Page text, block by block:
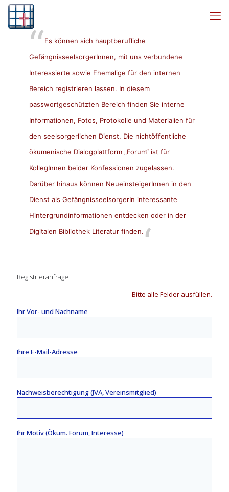
Es können sich hauptberufliche
GefängnisseelsorgerInnen, mit uns verbundene
Interessierte sowie Ehemalige für den internen
Bereich registrieren lassen. In diesem
passwortgeschützten Bereich finden Sie interne
Informationen, Fotos, Protokolle und Materialien für
den seelsorgerlichen Dienst. Die nichtöffentliche
ökumenische Dialogplattform „Forum“ ist für
KollegInnen beider Konfessionen zugelassen.
Darüber hinaus können NeueinsteigerInnen in den
Dienst als GefängnisseelsorgerIn interessante
Hintergrundinformationen entdecken oder in der
Digitalen Bibliothek Literatur finden.
Registrieranfrage
Bitte alle Felder ausfüllen.
Ihr Vor- und Nachname
Ihre E-Mail-Adresse
Nachweisberechtigung (JVA, Vereinsmitglied)
Ihr Motiv (Ökum. Forum, Interesse)